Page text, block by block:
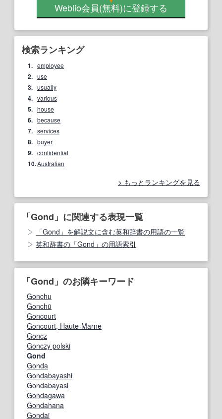
Weblio会員(無料)に登録する
検索ランキング
1. employee
2. use
3. usually
4. various
5. house
6. because
7. services
8. buyer
9. confidential
10.Australian
もっとランキングを見る
「Gond」に関連する表現一覧
「Gond」を解説文に含む英和辞書の用語の一覧
英和辞書の「Gond」の用語索引
「Gond」のお隣キーワード
Gonchu
Gonchū
Goncourt
Goncourt, Haute-Marne
Goncz
Gonczy polski
Gond
Gonda
Gondabayashi
Gondabayasi
Gondagawa
Gondahana
Gondai